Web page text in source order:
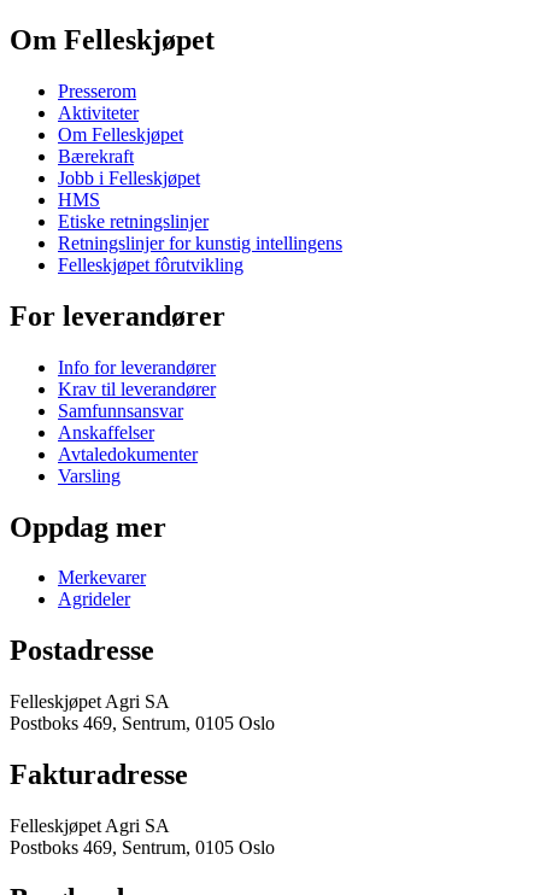
Om Felleskjøpet
Presserom
Aktiviteter
Om Felleskjøpet
Bærekraft
Jobb i Felleskjøpet
HMS
Etiske retningslinjer
Retningslinjer for kunstig intellingens
Felleskjøpet fôrutvikling
For leverandører
Info for leverandører
Krav til leverandører
Samfunnsansvar
Anskaffelser
Avtaledokumenter
Varsling
Oppdag mer
Merkevarer
Agrideler
Postadresse
Felleskjøpet Agri SA
Postboks 469, Sentrum, 0105 Oslo
Fakturadresse
Felleskjøpet Agri SA
Postboks 469, Sentrum, 0105 Oslo